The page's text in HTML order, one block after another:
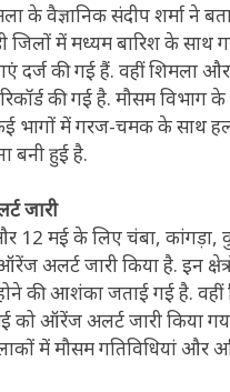
के वैज्ञानिक संदीप शर्मा ने
जिलों में मध्यम बारिश के साथ
दर्ज की गई हैं. वहीं शिमला और
की गई है. मौसम विभाग
भागों में गरज-चमक के साथ
बनी हुई है.
जारी
12 मई के लिए चंबा, कांगड़ा,
अलर्ट जारी किया है. इन
की आशंका जताई गई है. वहीं
ऑरेंज अलर्ट जारी किया
में मौसम गतिविधियां और